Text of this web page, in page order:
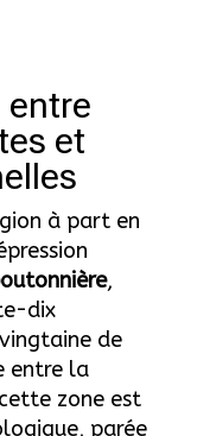
entre
et
à part en
,
dix
de
entre la
zone est
parée